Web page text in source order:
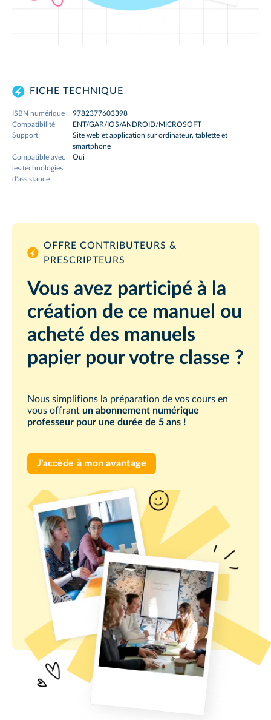
FICHE TECHNIQUE
ISBN numérique
9782377603398
Compatibilité
ENT/GAR/IOS/ANDROID/MICROSOFT
Support
Site web et application sur ordinateur, tablette et
smartphone
Compatible avec
les technologies
d'assistance
Oui
OFFRE CONTRIBUTEURS &
PRESCRIPTEURS
Vous avez participé à la
création de ce manuel ou
acheté des manuels
papier pour votre classe ?
Nous simplifions la préparation de vos cours en
vous offrant un abonnement numérique
professeur pour une durée de 5 ans !
J'accède à mon avantage